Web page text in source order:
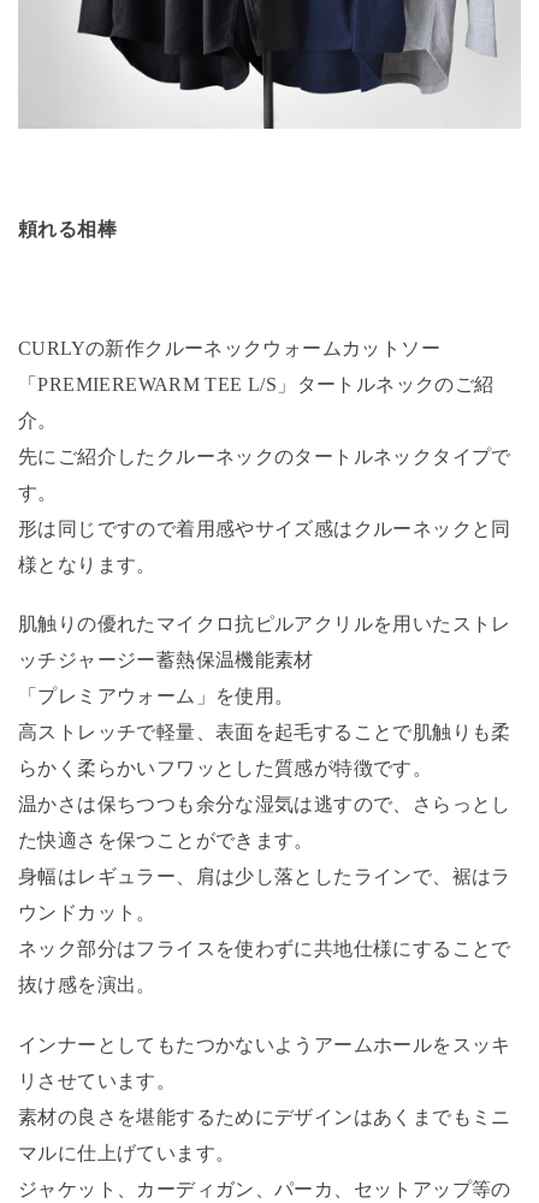
頼れる相棒
CURLYの新作クルーネックウォームカットソー
「PREMIEREWARM TEE L/S」タートルネックのご紹
介。
先にご紹介したクルーネックのタートルネックタイプで
す。
形は同じですので着用感やサイズ感はクルーネックと同
様となります。
肌触りの優れたマイクロ抗ピルアクリルを用いたストレ
ッチジャージー蓄熱保温機能素材
「プレミアウォーム」を使用。
高ストレッチで軽量、表面を起毛することで肌触りも柔
らかく柔らかいフワッとした質感が特徴です。
温かさは保ちつつも余分な湿気は逃すので、さらっとし
た快適さを保つことができます。
身幅はレギュラー、肩は少し落としたラインで、裾はラ
ウンドカット。
ネック部分はフライスを使わずに共地仕様にすることで
抜け感を演出。
インナーとしてもたつかないようアームホールをスッキ
リさせています。
素材の良さを堪能するためにデザインはあくまでもミニ
マルに仕上げています。
ジャケット、カーディガン、パーカ、セットアップ等の